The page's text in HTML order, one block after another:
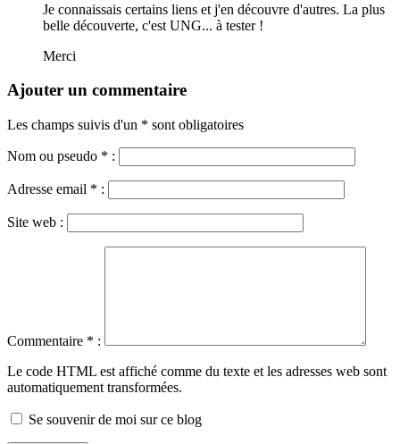
Je connaissais certains liens et j'en découvre d'autres. La plus
belle découverte, c'est UNG... à tester !
Merci
Ajouter un commentaire
Les champs suivis d'un * sont obligatoires
Nom ou pseudo * :
Adresse email * :
Site web :
Commentaire * :
Le code HTML est affiché comme du texte et les adresses web sont
automatiquement transformées.
Se souvenir de moi sur ce blog